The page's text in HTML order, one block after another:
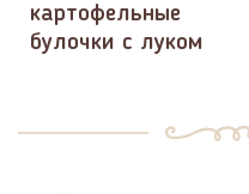
картофельные
булочки с луком